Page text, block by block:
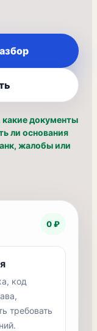
какие документы
ли основания
жалобы или
0 ₽
код
требовать